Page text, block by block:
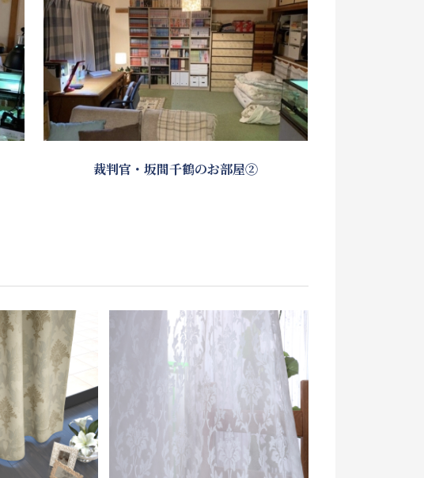
裁判官・坂間千鶴のお部屋②